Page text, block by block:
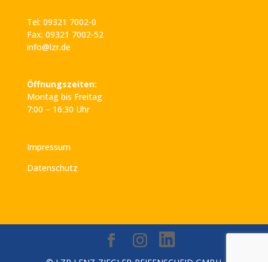
Tel: 09321 7002-0
Fax: 09321 7002-52
info@lzr.de
Öffnungszeiten:
Montag bis Freitag
7:00 – 16:30 Uhr
Impressum
Datenschutz